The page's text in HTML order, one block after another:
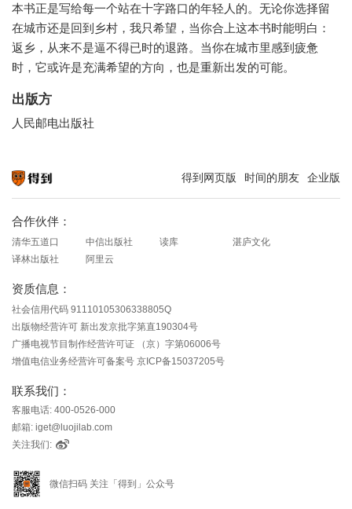
本书正是写给每一个站在十字路口的年轻人的。无论你选择留
在城市还是回到乡村，我只希望，当你合上这本书时能明白：
返乡，从来不是逼不得已时的退路。当你在城市里感到疲惫
时，它或许是充满希望的方向，也是重新出发的可能。
出版方
人民邮电出版社
得到网页版 时间的朋友 企业版
合作伙伴：
清华五道口 中信出版社 读库
湛庐文化
译林出版社
阿里云
资质信息：
社会信用代码 91110105306338805Q
出版物经营许可 新出发京批字第直190304号
广播电视节目制作经营许可证 （京）字第06006号
增值电信业务经营许可备案号 京ICP备15037205号
联系我们：
客服电话: 400-0526-000
邮箱: iget@luojilab.com
关注我们:
微信扫码 关注「得到」公众号